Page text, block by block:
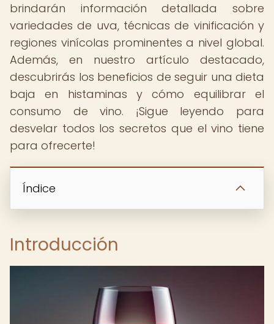
brindarán información detallada sobre
variedades de uva, técnicas de vinificación y
regiones vinícolas prominentes a nivel global.
Además, en nuestro artículo destacado,
descubrirás los beneficios de seguir una dieta
baja en histaminas y cómo equilibrar el
consumo de vino. ¡Sigue leyendo para
desvelar todos los secretos que el vino tiene
para ofrecerte!
Índice
Introducción